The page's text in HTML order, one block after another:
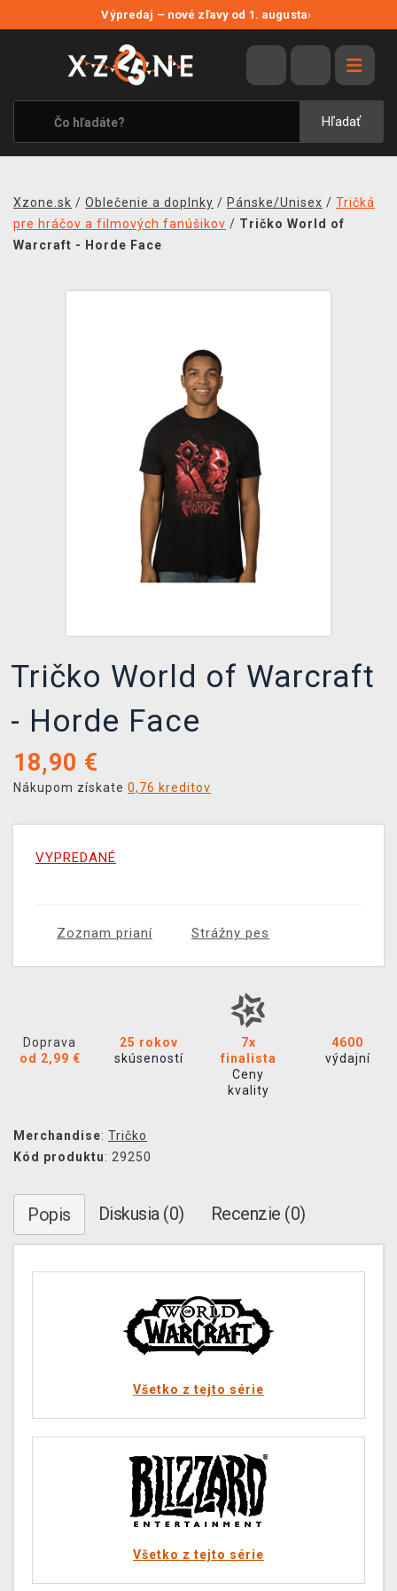
Výpredaj – nové zľavy od 1. augusta›
Hľadať
VÝPREDAJ
VIDEOHRY
XZONE ORIGINALS
TEMATIKY
MERCHANDISE
Xzone.sk / Oblečenie a doplnky / Pánske/Unisex / Tričká
pre hráčov a filmových fanúšikov / Tričko World of
Warcraft - Horde Face
Tričko World of Warcraft
- Horde Face
18,90 €
Nákupom získate 0,76 kreditov
VYPREDANÉ
Zoznam prianí Strážny pes
Doprava
od 2,99 €
25 rokov
skúseností
7x
finalista
Ceny
kvality
4600
výdajní
Merchandise: Tričko
Kód produktu: 29250
Popis Diskusia (0) Recenzie (0)
Všetko z tejto série
Všetko z tejto série